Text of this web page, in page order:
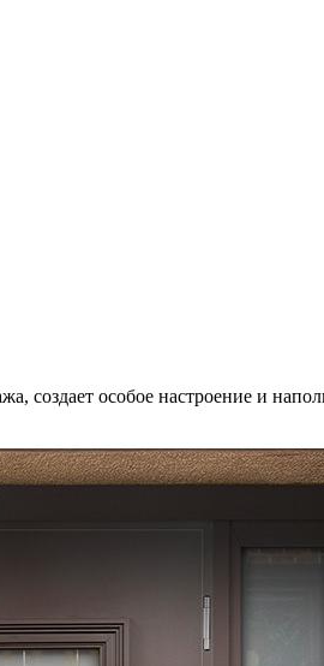
создает особое настроение и